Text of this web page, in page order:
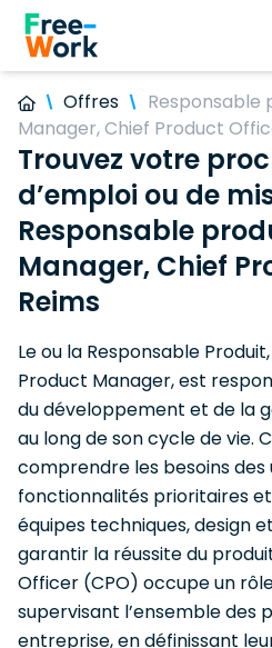
Offres
Responsable
Manager, Chief Product
Trouvez votre
d’emploi ou de
Responsable
Manager, Chief
Reims
Le ou la Responsable
Product Manager, est
du développement et de la
au long de son cycle de vie.
comprendre les besoins des
fonctionnalités prioritaires
équipes techniques, design
garantir la réussite du
Officer (CPO) occupe un
supervisant l’ensemble des
entreprise, en définissant